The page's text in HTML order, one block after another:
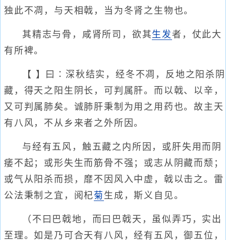
独此不凋，与天相戟，当为冬肾之生物也。
其精志与骨，咸肾所司，欲其生发者，仗此大
有所裨。
【 】曰∶深秋结实，经冬不凋，反地之阳杀阴
藏，得天之阳生阴长，可判属肝。而以戟、以辛，
又可判属肺矣。诚肺肝秉制为用之用药也。故主天
有八风，不从乡来者之外所因。
与经有五风，触五藏之内所因，或肝失用而阴
痿不起；或形失生而筋骨不强；或志从阴藏而颓；
或气从阳杀而损，靡不因风入中虚，戟以击之。雷
公法秉制之宜，阅杞菊 生成，斯义自见。
（不曰巴戟地，而曰巴戟天，虽似弄巧，实出
至理。如是乃可合天有八风，经有五风，御五位，